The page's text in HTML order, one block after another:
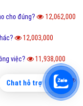
cho đúng? 12,062,000
12,003,000
việc? 11,938,000
thể bạn chưa biết?
Chat hỗ trợ